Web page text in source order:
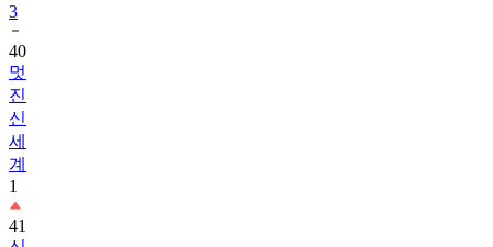
3
40
멋
진
신
세
계
1
41